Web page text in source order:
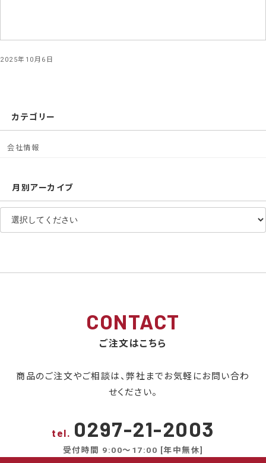
2025年10月6日
カテゴリー
会社情報
月別アーカイブ
CONTACT
ご注文はこちら
商品のご注文やご相談は、弊社までお気軽にお問い合わ
せください。
tel. 0297-21-2003
受付時間 9:00～17:00 [年中無休]